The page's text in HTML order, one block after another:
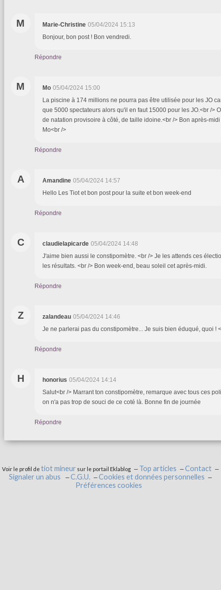
M Marie-Christine 05/04/2024 15:13
Bonjour, bon post ! Bon vendredi.
Répondre
M Mo 05/04/2024 15:00
La piscine à 174 millions ne pourra pas être utilisée pour les JO
que 5000 spectateurs alors qu'il en faut 15000 pour les JO.<br />
de natation provisoire à côté, de taille idoine.<br /> Bon après-midi
Mo<br />
Répondre
A Amandine 05/04/2024 14:57
Hello Les Tiot et bon post pour la suite et bon week-end
Répondre
C claudielapicarde 05/04/2024 14:48
J'aime bien aussi le constipomètre. <br /> Je les attends ces
les résultats. <br /> Bon week-end, beau soleil cet après-midi.
Répondre
Z zalandeau 05/04/2024 14:46
Je ne parlerai pas du constipomètre... Je suis bien éduqué, quoi !
Répondre
H honorius 05/04/2024 14:14
Salut<br /> Marrant ton constipomètre, remarque avec tous ces
on n'a pas trop de souci de ce coté là. Bonne fin de journée
Répondre
Voir le profil de tiot mineur sur le portail Eklablog Top articles
Contact
Signaler un abus
C.G.U.
Cookies et données personnelles
Préférences cookies